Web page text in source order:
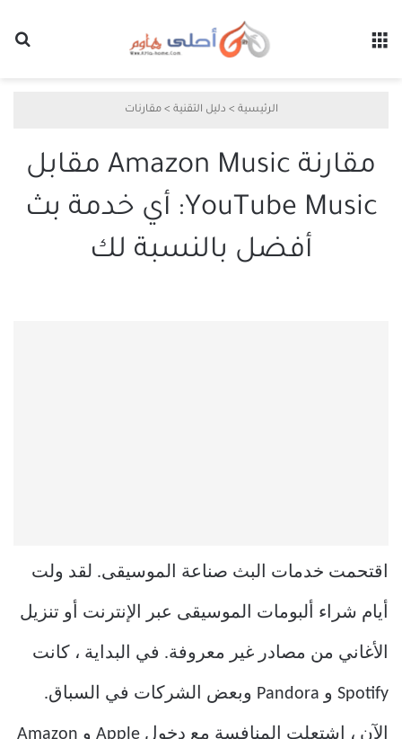
الرئيسية > دليل التقنية > مقارنات
مقارنة Amazon Music مقابل
YouTube Music: أي خدمة بث
أفضل بالنسبة لك
اقتحمت خدمات البث صناعة الموسيقى. لقد ولت
أيام شراء ألبومات الموسيقى عبر الإنترنت أو تنزيل
الأغاني من مصادر غير معروفة. في البداية ، كانت
Spotify و Pandora وبعض الشركات في السباق.
الآن ، اشتعلت المنافسة مع دخول Apple و Amazon